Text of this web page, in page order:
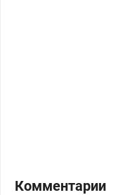
Комментарии